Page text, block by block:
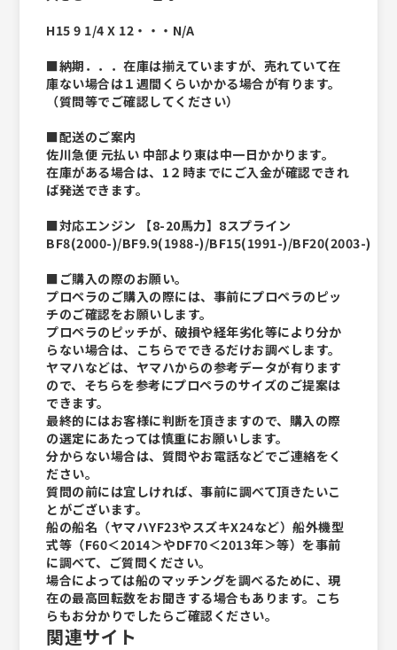
H15 9 1/4 X 12・・・N/A
■納期．．．在庫は揃えていますが、売れていて在
庫ない場合は１週間くらいかかる場合が有ります。
（質問等でご確認してください）
■配送のご案内
佐川急便 元払い 中部より東は中一日かかります。
在庫がある場合は、1２時までにご入金が確認できれ
ば発送できます。
■対応エンジン 【8-20馬力】8スプライン
BF8(2000-)/BF9.9(1988-)/BF15(1991-)/BF20(2003-)
■ご購入の際のお願い。
プロペラのご購入の際には、事前にプロペラのピッ
チのご確認をお願いします。
プロペラのピッチが、破損や経年劣化等により分か
らない場合は、こちらでできるだけお調べします。
ヤマハなどは、ヤマハからの参考データが有ります
ので、そちらを参考にプロペラのサイズのご提案は
できます。
最終的にはお客様に判断を頂きますので、購入の際
の選定にあたっては慎重にお願いします。
分からない場合は、質問やお電話などでご連絡をく
ださい。
質問の前には宜しければ、事前に調べて頂きたいこ
とがございます。
船の船名（ヤマハYF23やスズキX24など）船外機型
式等（F60＜2014＞やDF70＜2013年＞等）を事前
に調べて、ご質問ください。
場合によっては船のマッチングを調べるために、現
在の最高回転数をお聞きする場合もあります。こち
らもお分かりでしたらご確認ください。
関連サイト